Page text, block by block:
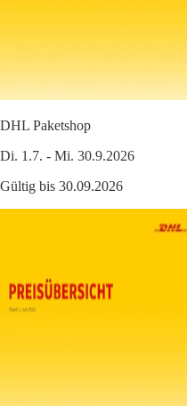
DHL Paketshop
Di. 1.7. - Mi. 30.9.2026
Gültig bis 30.09.2026